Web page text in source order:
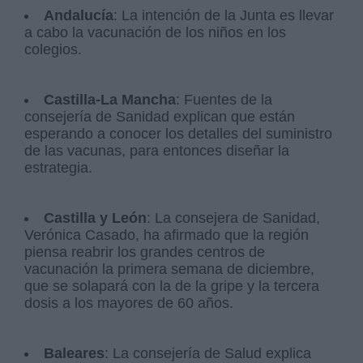
Andalucía: La intención de la Junta es llevar
a cabo la vacunación de los niños en los
colegios.
Castilla-La Mancha: Fuentes de la
consejería de Sanidad explican que están
esperando a conocer los detalles del suministro
de las vacunas, para entonces diseñar la
estrategia.
Castilla y León: La consejera de Sanidad,
Verónica Casado, ha afirmado que la región
piensa reabrir los grandes centros de
vacunación la primera semana de diciembre,
que se solapará con la de la gripe y la tercera
dosis a los mayores de 60 años.
Baleares: La consejería de Salud explica